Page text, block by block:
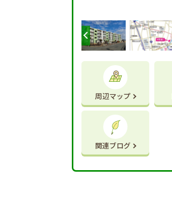
周辺マップ
関連ブログ